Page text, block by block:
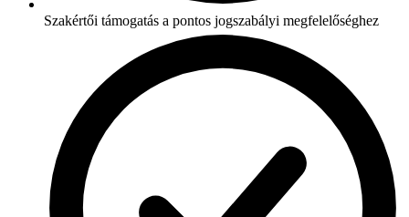
Szakértői támogatás a pontos jogszabályi megfelelőséghez